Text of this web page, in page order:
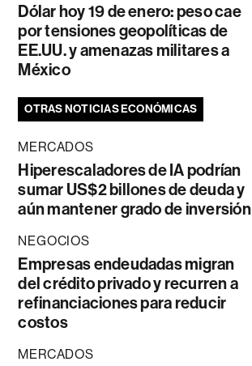
Dólar hoy 19 de enero: peso cae
por tensiones geopolíticas de
EE.UU. y amenazas militares a
México
OTRAS NOTICIAS ECONÓMICAS
MERCADOS
Hiperescaladores de IA podrían
sumar US$2 billones de deuda y
aún mantener grado de inversión
NEGOCIOS
Empresas endeudadas migran
del crédito privado y recurren a
refinanciaciones para reducir
costos
MERCADOS